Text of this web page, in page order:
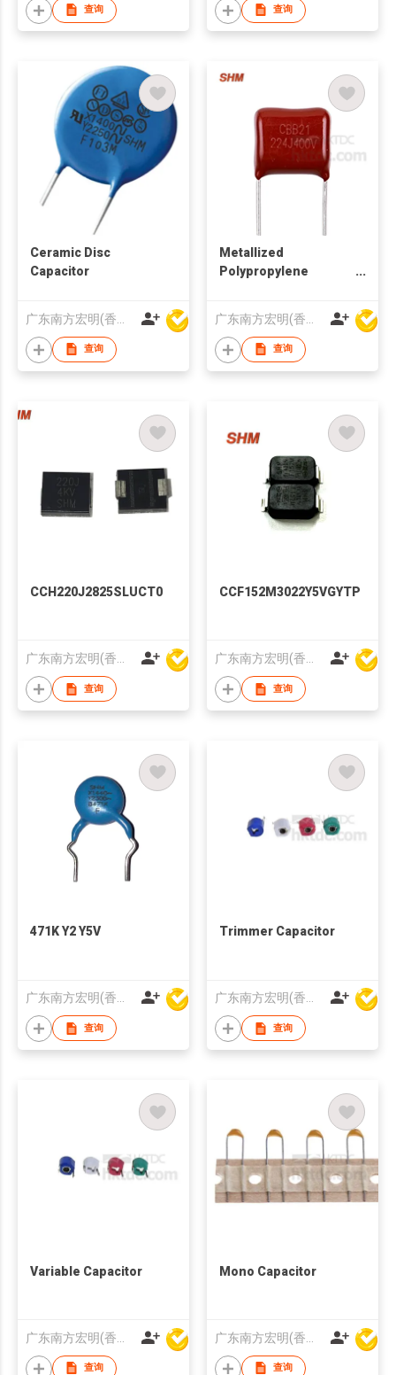
查询 查询
Ceramic Disc
Capacitor
查询
Metallized
Polypropylene
查询
CCH220J2825SLUCT0
查询
CCF152M3022Y5VGYTP
查询
471K Y2 Y5V
广东南方宏明(香港)电子科技股份有限公司
查询
Trimmer Capacitor
广东南方宏明(香港)电子科技股份有限公司
查询
Variable Capacitor
查询
Mono Capacitor
查询